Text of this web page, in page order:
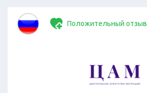
Положительный отзыв